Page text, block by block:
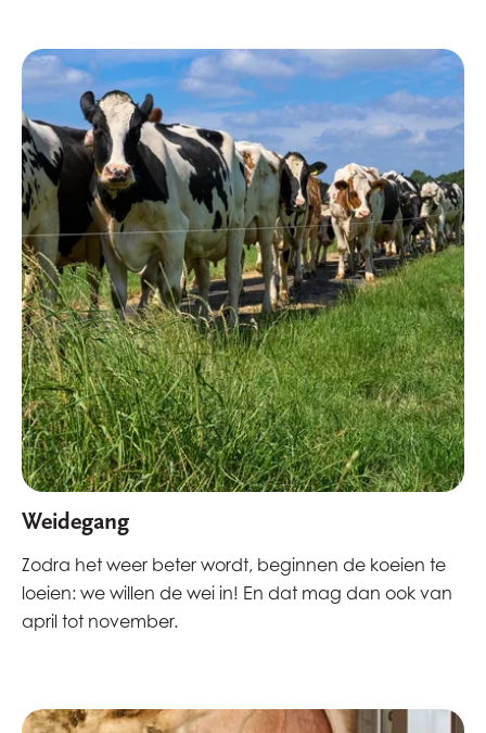
Weidegang
Zodra het weer beter wordt, beginnen de koeien te
loeien: we willen de wei in! En dat mag dan ook van
april tot november.